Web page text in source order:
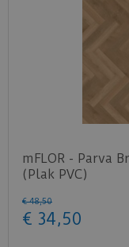
mFLOR - Parva
(Plak PVC)
€ 48,50
€ 34,50